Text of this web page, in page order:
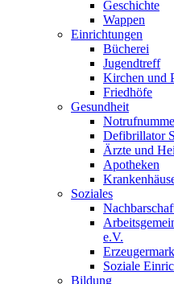
Geschichte
Wappen
Einrichtungen
Bücherei
Jugendtreff
Kirchen und
Friedhöfe
Gesundheit
Defibrillator
Ärzte und
Apotheken
Soziales
e.V.
Soziale
Bildung